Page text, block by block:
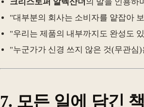
"대부분의 회사는 소비자를 얕잡아
"우리는 제품의 내부까지도 완성도
"누군가가 신경 쓰지 않은 것(무관심
7. 모든 일에 담긴